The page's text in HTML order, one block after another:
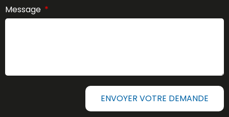
Message
ENVOYER VOTRE DEMANDE